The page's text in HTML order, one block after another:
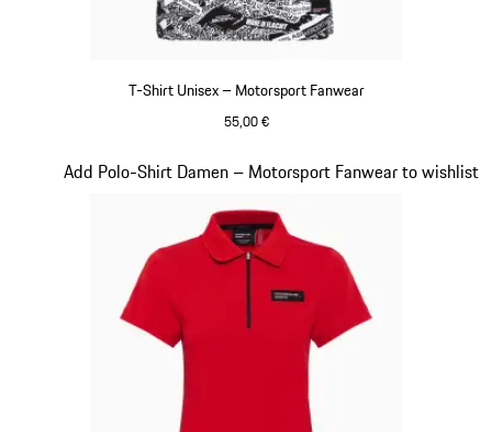
T-Shirt Unisex – Motorsport Fanwear
55,00 €
Add Polo-Shirt Damen – Motorsport Fanwear to wishlist
Slide 18 von 20